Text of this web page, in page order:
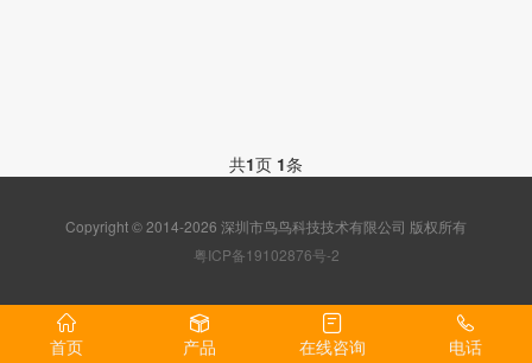
共1页 1条
Copyright © 2014-2026 深圳市鸟鸟科技技术有限公司 版权所有
粤ICP备19102876号-2
首页 产品 在线咨询 电话